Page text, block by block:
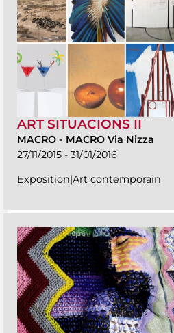
ART SITUACIONS II
MACRO - MACRO Via Nizza
27/11/2015 - 31/01/2016
Exposition|Art contemporain